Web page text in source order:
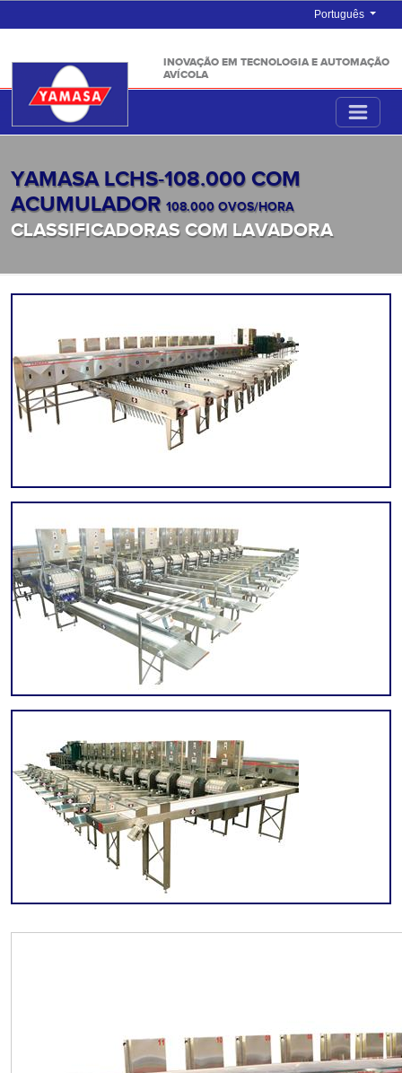
Português
INOVAÇÃO EM TECNOLOGIA E AUTOMAÇÃO
AVÍCOLA
YAMASA LCHS-108.000 COM
ACUMULADOR 108.000 OVOS/HORA
CLASSIFICADORAS COM LAVADORA